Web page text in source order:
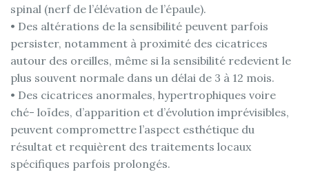
spinal (nerf de l’élévation de l’épaule).
• Des altérations de la sensibilité peuvent parfois
persister, notamment à proximité des cicatrices
autour des oreilles, même si la sensibilité redevient le
plus souvent normale dans un délai de 3 à 12 mois.
• Des cicatrices anormales, hypertrophiques voire
ché- loïdes, d’apparition et d’évolution imprévisibles,
peuvent compromettre l’aspect esthétique du
résultat et requièrent des traitements locaux
spécifiques parfois prolongés.